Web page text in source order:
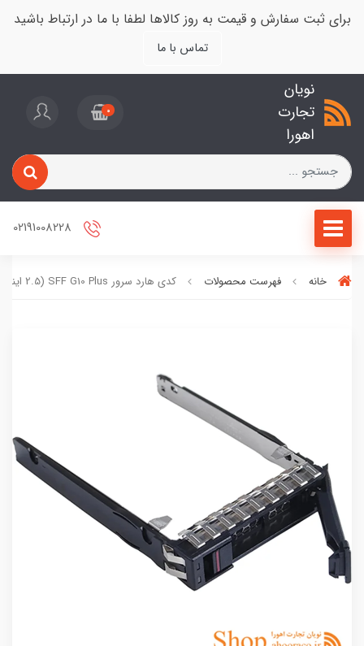
برای ثبت سفارش و قیمت به روز کالاها لطفا با ما در ارتباط باشید
تماس با ما
نویان
تجارت
اهورا
0
خانه فهرست محصولات کدی هارد سرور SFF G10 Plus (2.5 اینچی)